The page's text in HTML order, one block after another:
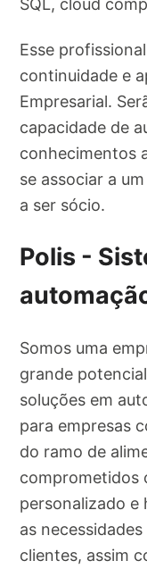
Esse
continuidade e
Empresarial.
capacidade de
conhecimentos
se associar a
a ser sócio.
Polis -
Somos uma
grande
soluções em
para empresas
do ramo de
comprometidos
personalizado e
as
clientes, assim